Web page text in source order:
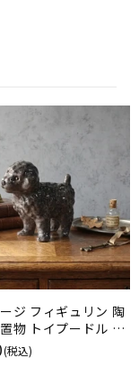
ジ フィギュリン 陶
物 トイプードル ケ
ドッグ / ジェニー・
ンレイ イギリス
(税込)